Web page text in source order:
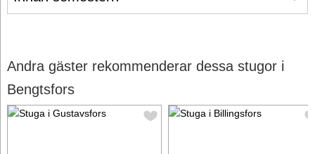
Andra gäster rekommenderar dessa stugor i
Bengtsfors